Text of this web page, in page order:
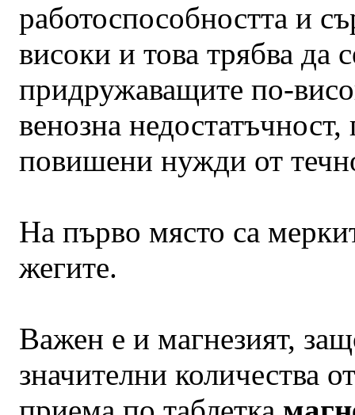
работоспособността и
високи и това трябва да
придружаващите по-
венозна
повишени нужди от
На първо място са
жегите.
Важен е и магнезият,
значителни количества